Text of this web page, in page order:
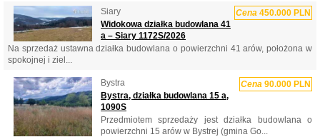
Siary Cena 450.000 PLN
Widokowa działka budowlana 41
a – Siary 1172S/2026
Na sprzedaż ustawna działka budowlana o powierzchni 41 arów, położona w
spokojnej i ziel...
Bystra Cena 90.000 PLN
Bystra, działka budowlana 15 a,
1090S
Przedmiotem sprzedaży jest działka budowlana o
powierzchni 15 arów w Bystrej (gmina Go...